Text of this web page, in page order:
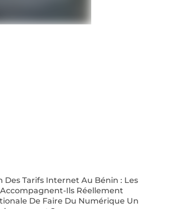
Tarifs Internet Au Bénin : Les
Accompagnent-Ils Réellement
De Faire Du Numérique Un